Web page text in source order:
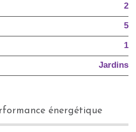
2
5
1
Jardins
énergétique